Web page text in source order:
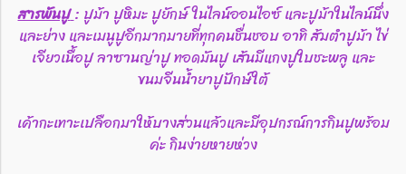
สารพันปู: ปูม้า ปูหิมะ ปูยักษ์ ในไลน์ออนไอซ์ และปูม้าในไลน์นึ่ง
และย่าง และเมนูปูอีกมากมายที่ทุกคนชื่นชอบ อาทิ ส้มตำปูม้า ไข่
เจียวเนื้อปู ลาซานญ่าปู ทอดมันปู เส้นมีแกงปูใบชะพลู และ
ขนมจีนน้ำยาปูปักษ์ใต้
เค้ากะเทาะเปลือกมาให้บางส่วนแล้วและมีอุปกรณ์การกินปูพร้อม
ค่ะ กินง่ายหายห่วง